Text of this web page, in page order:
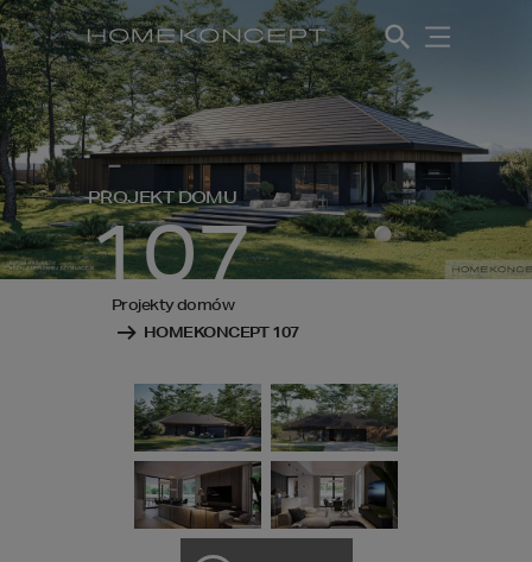
PROJEKT DOMU
107
Projekty domów
HOMEKONCEPT 107